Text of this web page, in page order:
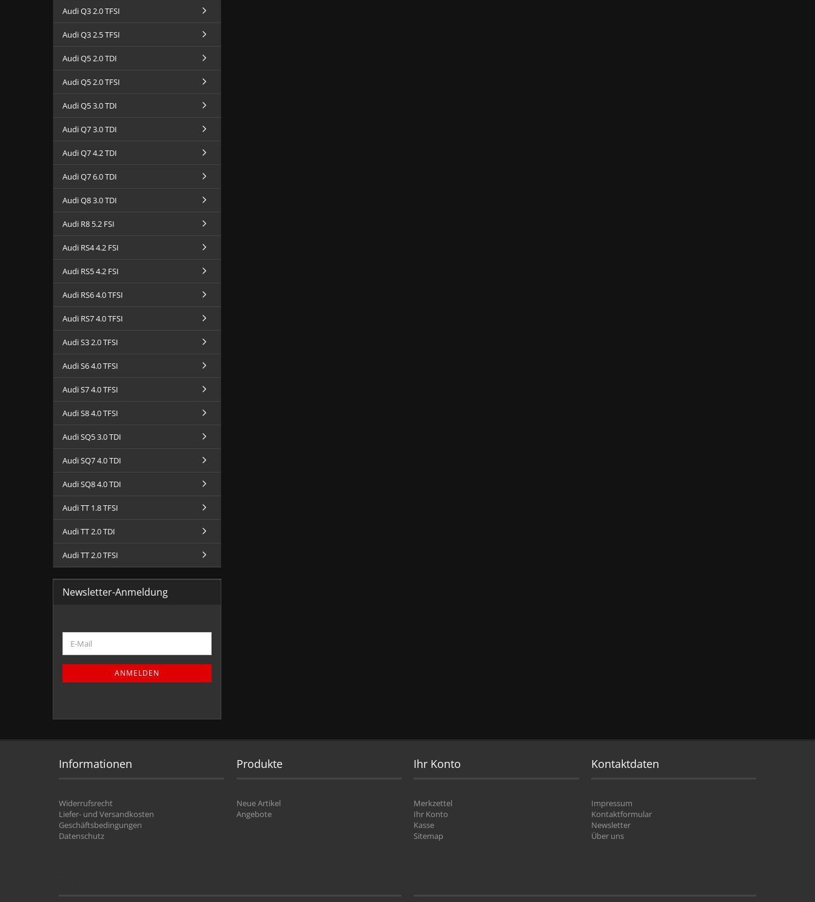
Audi Q3 2.0 TFSI
Audi Q3 2.5 TFSI
Audi Q5 2.0 TDI
Audi Q5 2.0 TFSI
Audi Q5 3.0 TDI
Audi Q7 3.0 TDI
Audi Q7 4.2 TDI
Audi Q7 6.0 TDI
Audi Q8 3.0 TDI
Audi R8 5.2 FSI
Audi RS4 4.2 FSI
Audi RS5 4.2 FSI
Audi RS6 4.0 TFSI
Audi RS7 4.0 TFSI
Audi S3 2.0 TFSI
Audi S6 4.0 TFSI
Audi S7 4.0 TFSI
Audi S8 4.0 TFSI
Audi SQ5 3.0 TDI
Audi SQ7 4.0 TDI
Audi SQ8 4.0 TDI
Audi TT 1.8 TFSI
Audi TT 2.0 TDI
Audi TT 2.0 TFSI
Newsletter-Anmeldung
ANMELDEN
Informationen
Widerrufsrecht
Liefer- und Versandkosten
Geschäftsbedingungen
Datenschutz
Produkte
Neue Artikel
Angebote
Ihr Konto
Merkzettel
Ihr Konto
Kasse
Sitemap
Kontaktdaten
Impressum
Kontaktformular
Newsletter
Über uns